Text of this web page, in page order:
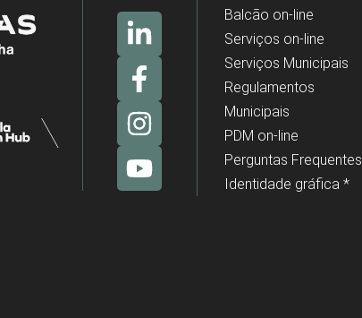
Balcão on-line
Serviços on-line
Serviços Municipais
Regulamentos
Municipais
PDM on-line
Perguntas Frequentes
Identidade gráfica *